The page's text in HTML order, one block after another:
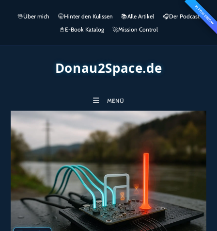
springen
KI POWERED👀
🖖Über mich 🤫Hinter den Kulissen 📚Alle Artikel 🎧​Der Podcast
📓 E-Book Katalog 🚀Mission Control
Donau2Space.de
MENÜ